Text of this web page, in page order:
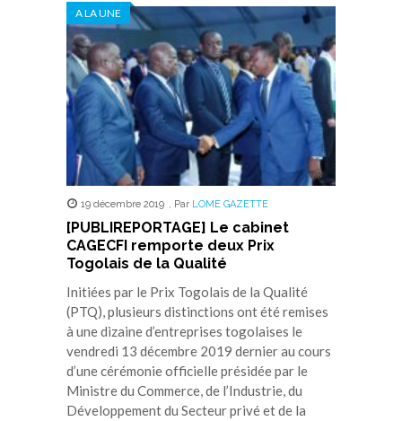
A LA UNE
19 décembre 2019 , Par LOME GAZETTE
[PUBLIREPORTAGE] Le cabinet
CAGECFI remporte deux Prix
Togolais de la Qualité
Initiées par le Prix Togolais de la Qualité
(PTQ), plusieurs distinctions ont été remises
à une dizaine d’entreprises togolaises le
vendredi 13 décembre 2019 dernier au cours
d’une cérémonie officielle présidée par le
Ministre du Commerce, de l’Industrie, du
Développement du Secteur privé et de la